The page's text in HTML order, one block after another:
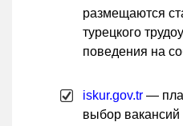
размещаются
турецкого
поведения на
iskur.gov.tr —
выбор